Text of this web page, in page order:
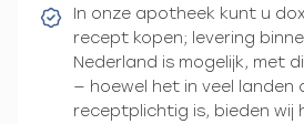
In onze apotheek kunt u
recept kopen; levering
Nederland is mogelijk, met
— hoewel het in veel landen
receptplichtig is, bieden wij